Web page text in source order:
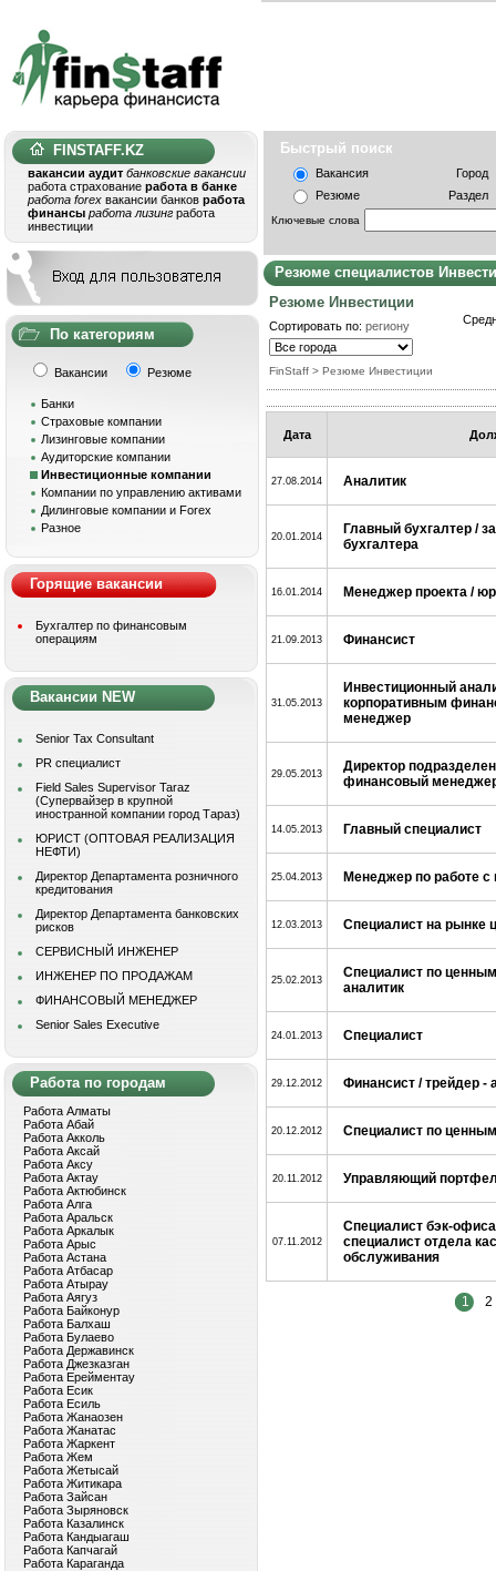
FINSTAFF.KZ
вакансии аудит банковские вакансии
работа страхование работа в банке
работа forex вакансии банков работа
финансы работа лизинг работа
инвестиции
По категориям
Вакансии Резюме
Банки
Страховые компании
Лизинговые компании
Аудиторские компании
Инвестиционные компании
Компании по управлению активами
Дилинговые компании и Forex
Разное
Горящие вакансии
Бухгалтер по финансовым
операциям
Вакансии NEW
Senior Tax Consultant
PR специалист
Field Sales Supervisor Taraz
(Супервайзер в крупной
иностранной компании город Тараз)
ЮРИСТ (ОПТОВАЯ РЕАЛИЗАЦИЯ
НЕФТИ)
Директор Департамента розничного
кредитования
Директор Департамента банковских
рисков
СЕРВИСНЫЙ ИНЖЕНЕР
ИНЖЕНЕР ПО ПРОДАЖАМ
ФИНАНСОВЫЙ МЕНЕДЖЕР
Senior Sales Executive
Работа по городам
Работа Алматы
Работа Абай
Работа Акколь
Работа Аксай
Работа Аксу
Работа Актау
Работа Актюбинск
Работа Алга
Работа Аральск
Работа Аркалык
Работа Арыс
Работа Астана
Работа Атбасар
Работа Атырау
Работа Аягуз
Работа Байконур
Работа Балхаш
Работа Булаево
Работа Державинск
Работа Джезказган
Работа Ерейментау
Работа Есик
Работа Есиль
Работа Жанаозен
Работа Жанатас
Работа Жаркент
Работа Жем
Работа Жетысай
Работа Житикара
Работа Зайсан
Работа Зыряновск
Работа Казалинск
Работа Кандыагаш
Работа Капчагай
Работа Караганда
Быстрый
Вакансия
Город
Резюме
Раздел
Ключевые слова
Резюме специалистов
Резюме Инвестиции
Сортировать по: региону
FinStaff > Резюме Инвестиции
Дата
27.08.2014 Аналитик
20.01.2014
Главный бухгалтер /
бухгалтера
16.01.2014 Менеджер проекта /
21.09.2013 Финансист
31.05.2013
Инвестиционный
корпоративным
менеджер
29.05.2013
Директор
финансовый
14.05.2013 Главный специалист
25.04.2013 Менеджер по работе с
12.03.2013 Специалист на рынке
25.02.2013
Специалист по
аналитик
24.01.2013 Специалист
29.12.2012 Финансист / трейдер -
20.12.2012 Специалист по
20.11.2012 Управляющий
07.11.2012
Специалист бэк-
специалист отдела
обслуживания
1 2